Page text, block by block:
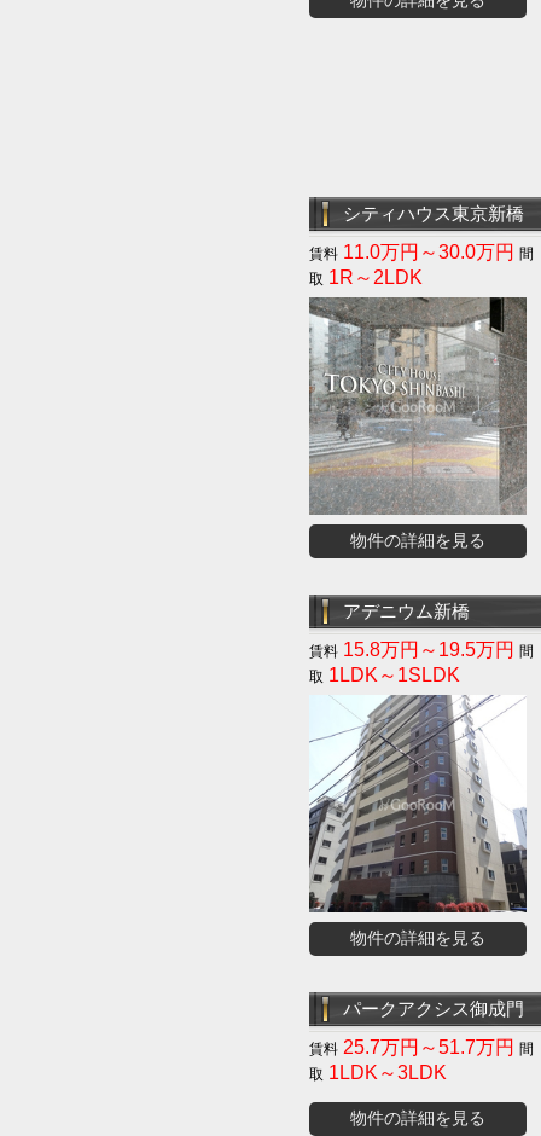
シティハウス東京新橋
11.0万円～30.0万円
1R～2LDK
物件の詳細を見る
アデニウム新橋
15.8万円～19.5万円
1LDK～1SLDK
物件の詳細を見る
パークアクシス御成門
25.7万円～51.7万円
1LDK～3LDK
物件の詳細を見る